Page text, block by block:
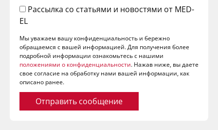
Рассылка со статьями и новостями от MED-
EL
Мы уважаем вашу конфиденциальность и бережно
обращаемся с вашей информацией. Для получения более
подробной информации ознакомьтесь с нашими
положениями о конфиденциальности. Нажав ниже, вы даете
свое согласие на обработку нами вашей информации, как
описано ранее.
Отправить сообщение